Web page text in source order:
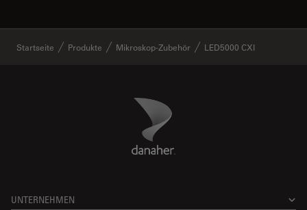
Startseite Produkte Mikroskop-Zubehör LED5000 CXI
Danaher Logo
UNTERNEHMEN